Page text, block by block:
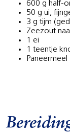
600 g half-
50 g ui,
3 g tijm
Zeezout
1 ei
1 teentje
Paneermeel